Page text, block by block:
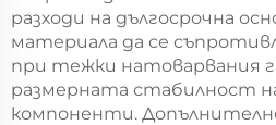
разходи на дългосрочна
материала да се
при тежки натоварвания
размерната стабилност
компоненти.